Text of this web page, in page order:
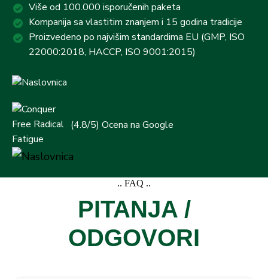
Više od 100.000 isporučenih paketa
Kompanija sa vlastitim znanjem i 15 godina tradicije
Proizvedeno po najvišim standardima EU (GMP, ISO
22000:2018, HACCP, ISO 9001:2015)
(4.8/5) Ocena na Google
.. FAQ ..
PITANJA /
ODGOVORI